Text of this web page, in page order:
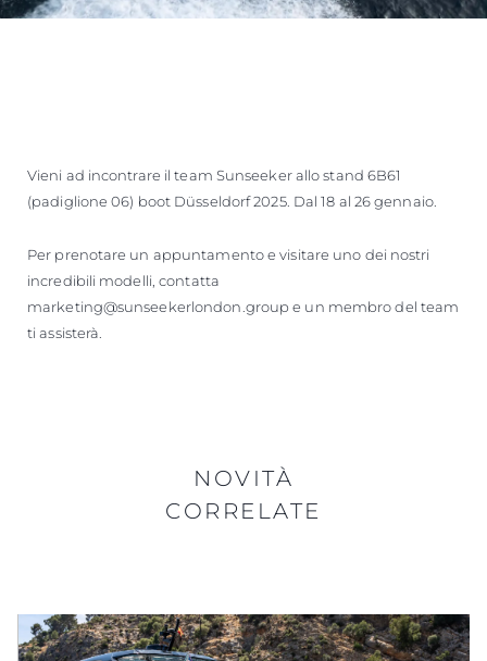
Vieni ad incontrare il team Sunseeker allo stand 6B61
(padiglione 06) boot Düsseldorf 2025. Dal 18 al 26 gennaio.
Per prenotare un appuntamento e visitare uno dei nostri
incredibili modelli, contatta
marketing@sunseekerlondon.group e un membro del team
ti assisterà.
NOVITÀ
CORRELATE